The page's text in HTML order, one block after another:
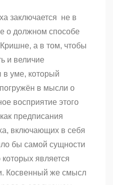
заключается не в
о должном способе
а в том, чтобы
и величие
в уме, который
в мысли о
восприятие этого
предписания
включающих в себя
бы самой сущности
является
Косвенный же смысл